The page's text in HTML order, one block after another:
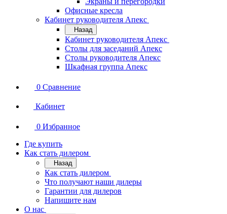
Офисные кресла
Кабинет руководителя Апекс
Назад
Кабинет руководителя Апекс
Столы для заседаний Апекс
Столы руководителя Апекс
Шкафная группа Апекс
0 Сравнение
Кабинет
0 Избранное
Где купить
Как стать дилером
Назад
Как стать дилером
Что получают наши дилеры
Гарантии для дилеров
Напишите нам
О нас